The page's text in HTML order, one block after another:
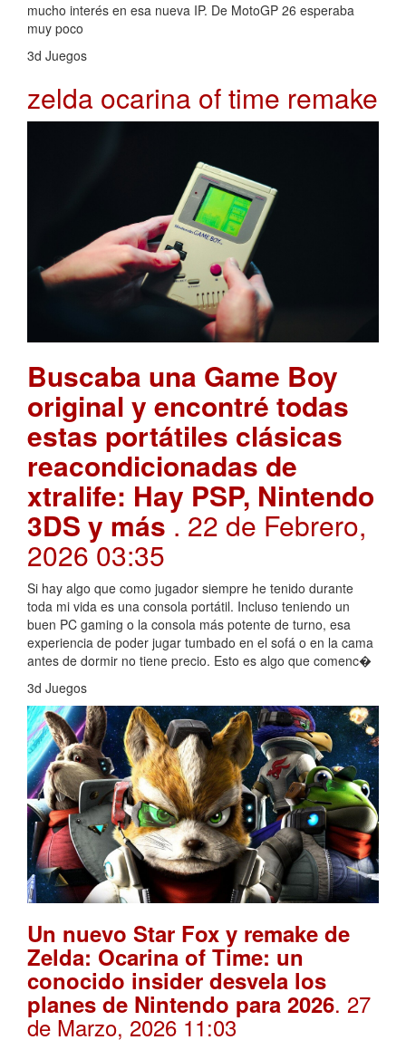
mucho interés en esa nueva IP. De MotoGP 26 esperaba
muy poco
3d Juegos
zelda ocarina of time remake
Buscaba una Game Boy
original y encontré todas
estas portátiles clásicas
reacondicionadas de
xtralife: Hay PSP, Nintendo
3DS y más. 22 de Febrero,
2026 03:35
Si hay algo que como jugador siempre he tenido durante
toda mi vida es una consola portátil. Incluso teniendo un
buen PC gaming o la consola más potente de turno, esa
experiencia de poder jugar tumbado en el sofá o en la cama
antes de dormir no tiene precio. Esto es algo que comenc�
3d Juegos
Un nuevo Star Fox y remake de
Zelda: Ocarina of Time: un
conocido insider desvela los
planes de Nintendo para 2026. 27
de Marzo, 2026 11:03